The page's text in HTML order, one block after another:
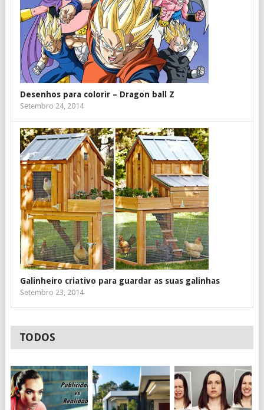
Desenhos para colorir – Dragon ball Z
Setembro 24, 2014
Galinheiro criativo para guardar as suas galinhas
Setembro 23, 2014
TODOS